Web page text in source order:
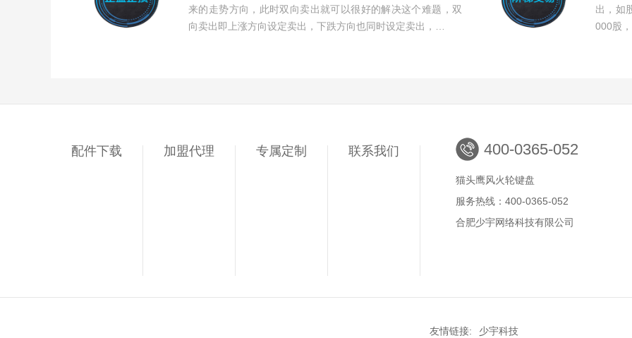
来的走势方向，此时双向卖出就可以很好的解决这个难题，双
向卖出即上涨方向设定卖出，下跌方向也同时设定卖出，…
出，如
000股
配件下载 加盟代理 专属定制 联系我们 400-0365-052
猫头鹰风火轮键盘
服务热线：400-0365-052
合肥少宇网络科技有限公司
友情链接: 少宇科技